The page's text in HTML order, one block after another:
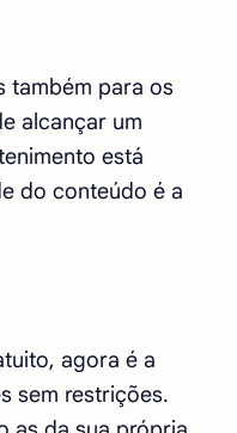
também para os
alcançar um
está
do conteúdo é a
agora é a
sem restrições.